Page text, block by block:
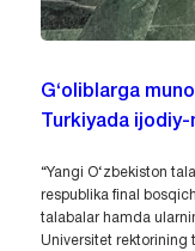
G‘oliblarga
Turkiyada
“Yangi O‘zbekiston
respublika final
talabalar hamda
Universitet rektorining